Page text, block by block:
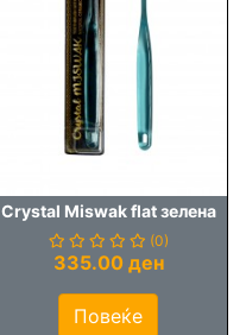
Crystal Miswak flat зелена
(0)
335.00 ден
Повеќе